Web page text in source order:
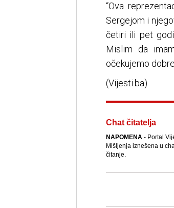
“Ova
Sergejom i
četiri ili pet
Mislim da
očekujemo
(Vijesti.ba)
Chat čitatelja
NAPOMENA- Portal
Mišljenja iznešena u
čitanje.